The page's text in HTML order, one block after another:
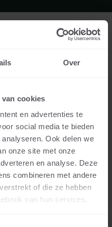
Over
cookies
en advertenties te
social media te bieden
Ook delen we
onze site met onze
en analyse. Deze
combineren met andere
of die ze hebben
van hun services.
EN